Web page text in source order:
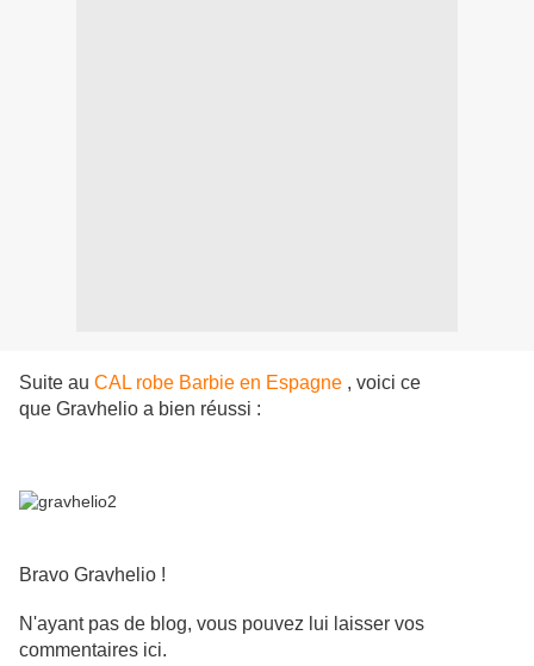
Suite au CAL robe Barbie en Espagne , voici ce
que Gravhelio a bien réussi :
Bravo Gravhelio !
N'ayant pas de blog, vous pouvez lui laisser vos
commentaires ici.